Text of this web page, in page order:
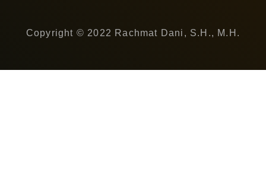
Copyright © 2022 Rachmat Dani, S.H., M.H.